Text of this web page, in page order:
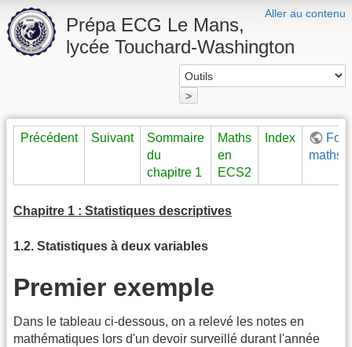
Aller au contenu
Prépa ECG Le Mans,
lycée Touchard-Washington
>
Précédent Suivant
Sommaire
du
chapitre 1
Maths
en
ECS2
Index
maths
Chapitre 1 : Statistiques descriptives
1.2. Statistiques à deux variables
Premier exemple
Dans le tableau ci-dessous, on a relevé les notes en
mathématiques lors d'un devoir surveillé durant l'année